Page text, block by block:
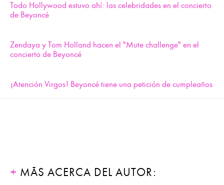
Todo Hollywood estuvo ahí: las celebridades en el concierto
de Beyoncé
Zendaya y Tom Holland hacen el "Mute challenge" en el
concierto de Beyoncé
¡Atención Virgos! Beyoncé tiene una petición de cumpleaños
MÁS ACERCA DEL AUTOR: